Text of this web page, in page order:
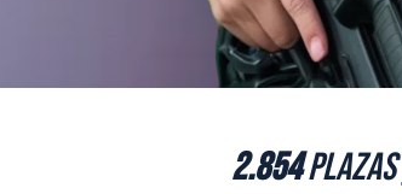
2.854plazas